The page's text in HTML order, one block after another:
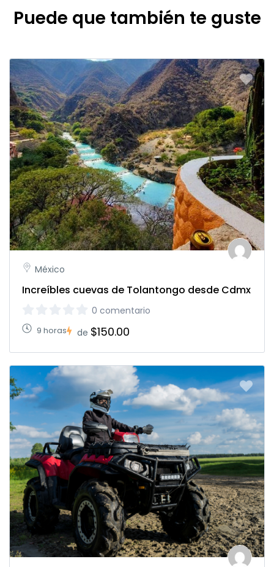
Puede que también te guste
México
Increíbles cuevas de Tolantongo desde Cdmx
0 comentario
9 horas de $150.00